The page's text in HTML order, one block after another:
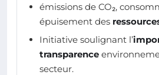
émissions de CO₂,
épuisement des
Initiative soulignant l’
transparence
secteur.